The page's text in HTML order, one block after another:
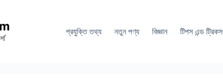
প্রযুক্তি তথ্য
নতুন পণ্য বিজ্ঞান টিপস এন্ড ট্রিকস